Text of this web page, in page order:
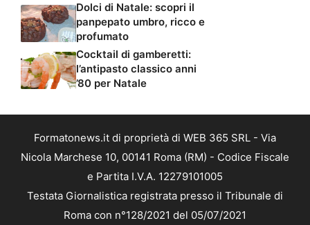
Dolci di Natale: scopri il
panpepato umbro, ricco e
profumato
Cocktail di gamberetti:
l’antipasto classico anni
’80 per Natale
Formatonews.it di proprietà di WEB 365 SRL - Via
Nicola Marchese 10, 00141 Roma (RM) - Codice Fiscale
e Partita I.V.A. 12279101005
Testata Giornalistica registrata presso il Tribunale di
Roma con n°128/2021 del 05/07/2021